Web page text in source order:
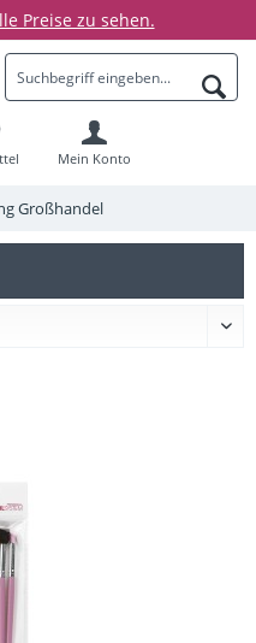
Preise zu sehen.
Großhandel
Mein Konto